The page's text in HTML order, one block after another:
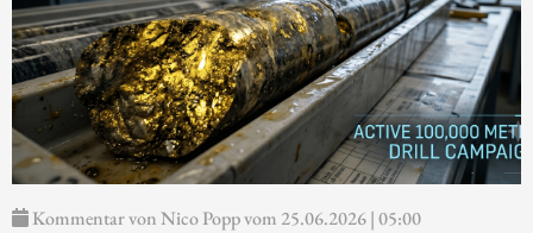
Kommentar von Nico Popp vom 25.06.2026 | 05:00